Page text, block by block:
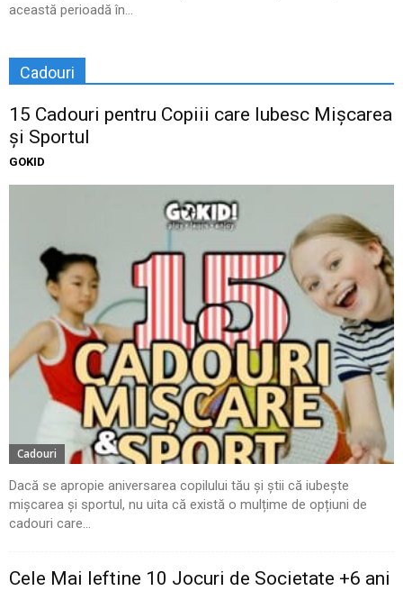
această perioadă în...
Cadouri
15 Cadouri pentru Copiii care Iubesc Mișcarea
și Sportul
GOKID
Cadouri
Dacă se apropie aniversarea copilului tău și știi că iubește
mișcarea și sportul, nu uita că există o mulțime de opțiuni de
cadouri care...
Cele Mai Ieftine 10 Jocuri de Societate +6 ani